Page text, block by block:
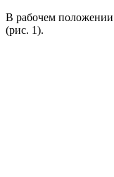
В рабочем положении
(рис. 1).